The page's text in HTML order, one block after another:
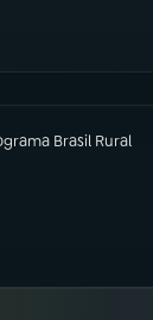
Brasil Rural